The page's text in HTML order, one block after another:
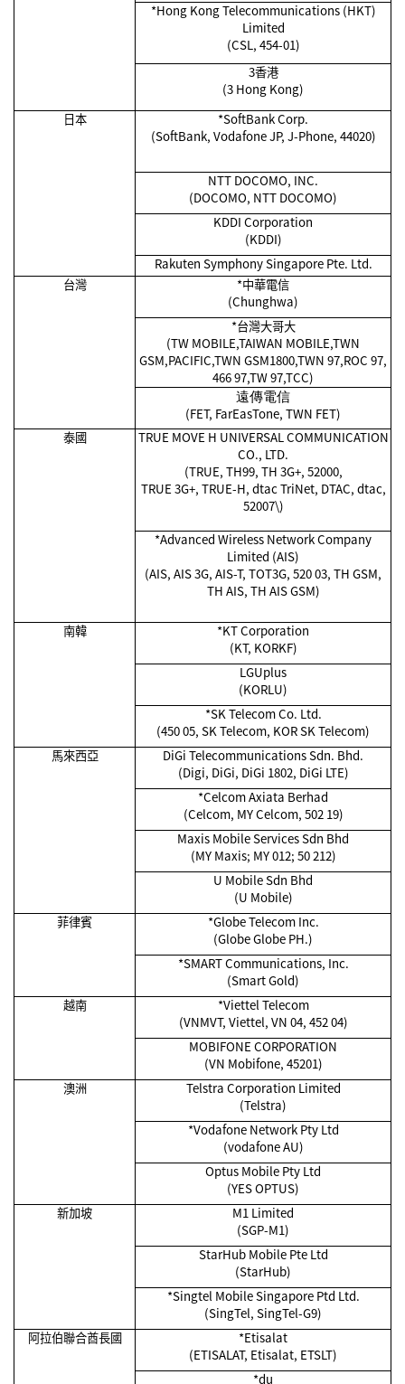
*Hong Kong Telecommunications (HKT)
Limited
(CSL, 454-01)
3香港
(3 Hong Kong)
日本
*SoftBank Corp.
(SoftBank, Vodafone JP, J-Phone, 44020)
NTT DOCOMO, INC.
(DOCOMO, NTT DOCOMO)
KDDI Corporation
(KDDI)
Rakuten Symphony Singapore Pte. Ltd.
台灣
*中華電信
(Chunghwa)
*台灣大哥大
(TW MOBILE,TAIWAN MOBILE,TWN
GSM,PACIFIC,TWN GSM1800,TWN 97,ROC 97,
466 97,TW 97,TCC)
遠傳電信
(FET, FarEasTone, TWN FET)
泰國
TRUE MOVE H UNIVERSAL COMMUNICATION
CO., LTD.
(TRUE, TH99, TH 3G+, 52000,
TRUE 3G+, TRUE-H, dtac TriNet, DTAC, dtac,
52007\)
*Advanced Wireless Network Company
Limited (AIS)
(AIS, AIS 3G, AIS-T, TOT3G, 520 03, TH GSM,
TH AIS, TH AIS GSM)
南韓
*KT Corporation
(KT, KORKF)
LGUplus
(KORLU)
*SK Telecom Co. Ltd.
(450 05, SK Telecom, KOR SK Telecom)
馬來西亞
DiGi Telecommunications Sdn. Bhd.
(Digi, DiGi, DiGi 1802, DiGi LTE)
*Celcom Axiata Berhad
(Celcom, MY Celcom, 502 19)
Maxis Mobile Services Sdn Bhd
(MY Maxis; MY 012; 50 212)
U Mobile Sdn Bhd
(U Mobile)
菲律賓
*Globe Telecom Inc.
(Globe Globe PH.)
*SMART Communications, Inc.
(Smart Gold)
越南
*Viettel Telecom
(VNMVT, Viettel, VN 04, 452 04)
MOBIFONE CORPORATION
(VN Mobifone, 45201)
澳洲
Telstra Corporation Limited
(Telstra)
*Vodafone Network Pty Ltd
(vodafone AU)
Optus Mobile Pty Ltd
(YES OPTUS)
新加坡
M1 Limited
(SGP-M1)
StarHub Mobile Pte Ltd
(StarHub)
*Singtel Mobile Singapore Ptd Ltd.
(SingTel, SingTel-G9)
阿拉伯聯合酋長國
*Etisalat
(ETISALAT, Etisalat, ETSLT)
*du